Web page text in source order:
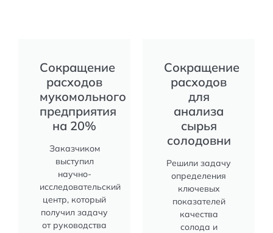
Сокращение
расходов
мукомольного
предприятия
на 20%
Заказчиком
выступил
научно-
исследовательский
центр, который
получил задачу
от руководства
Сокращение
расходов
для
анализа
сырья
солодовни
Решили задачу
определения
ключевых
показателей
качества
солода и